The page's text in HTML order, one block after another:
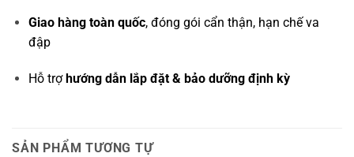
Giao hàng toàn quốc, đóng gói cẩn thận, hạn chế va
đập
Hỗ trợhướng dẫn lắp đặt & bảo dưỡng định kỳ
SẢN PHẨM TƯƠNG TỰ